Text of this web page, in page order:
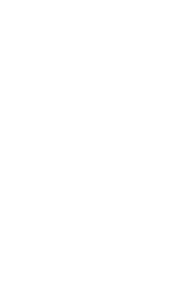
pada tahun 2018.